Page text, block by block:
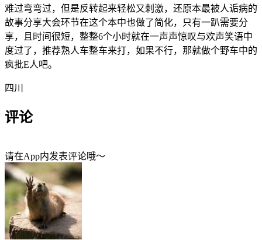
难过弯弯过，但是反转起来轻松又刺激，还原本最被人诟病的
故事分享大会环节在这个本中也做了简化，只有一趴需要分
享，且时间很短，整整6个小时就在一声声惊叹与欢声笑语中
度过了，推荐熟人车整车来打，如果不行，那就做个野车中的
疯批E人吧。
四川
评论
请在App内发表评论哦～